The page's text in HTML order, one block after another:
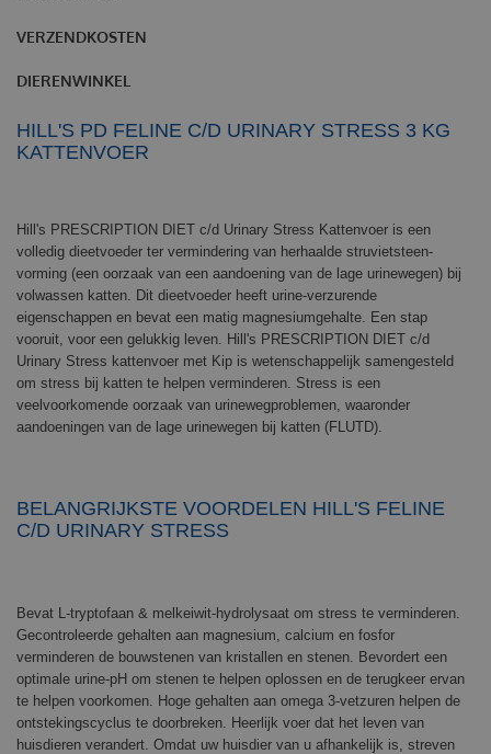
VERZENDKOSTEN
DIERENWINKEL
HILL'S PD FELINE C/D URINARY STRESS 3 KG
KATTENVOER
Hill's PRESCRIPTION DIET c/d Urinary Stress Kattenvoer is een
volledig dieetvoeder ter vermindering van herhaalde struvietsteen-
vorming (een oorzaak van een aandoening van de lage urinewegen) bij
volwassen katten. Dit dieetvoeder heeft urine-verzurende
eigenschappen en bevat een matig magnesiumgehalte. Een stap
vooruit, voor een gelukkig leven. Hill's PRESCRIPTION DIET c/d
Urinary Stress kattenvoer met Kip is wetenschappelijk samengesteld
om stress bij katten te helpen verminderen. Stress is een
veelvoorkomende oorzaak van urinewegproblemen, waaronder
aandoeningen van de lage urinewegen bij katten (FLUTD).
BELANGRIJKSTE VOORDELEN HILL'S FELINE
C/D URINARY STRESS
Bevat L-tryptofaan & melkeiwit-hydrolysaat om stress te verminderen.
Gecontroleerde gehalten aan magnesium, calcium en fosfor
verminderen de bouwstenen van kristallen en stenen. Bevordert een
optimale urine-pH om stenen te helpen oplossen en de terugkeer ervan
te helpen voorkomen. Hoge gehalten aan omega 3-vetzuren helpen de
ontstekingscyclus te doorbreken. Heerlijk voer dat het leven van
huisdieren verandert. Omdat uw huisdier van u afhankelijk is, streven